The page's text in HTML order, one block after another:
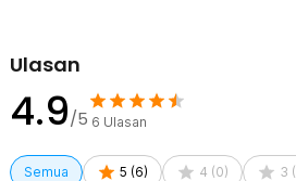
Ulasan
4.9/5 6 Ulasan
Semua 5 (6) 4 (0) 3 (